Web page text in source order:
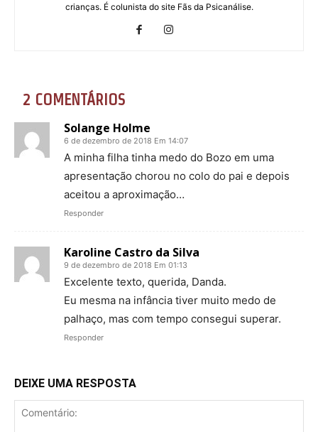
crianças. É colunista do site Fãs da Psicanálise.
2 COMENTÁRIOS
Solange Holme
6 de dezembro de 2018 Em 14:07
A minha filha tinha medo do Bozo em uma
apresentação chorou no colo do pai e depois
aceitou a aproximação…
Responder
Karoline Castro da Silva
9 de dezembro de 2018 Em 01:13
Excelente texto, querida, Danda.
Eu mesma na infância tiver muito medo de
palhaço, mas com tempo consegui superar.
Responder
DEIXE UMA RESPOSTA